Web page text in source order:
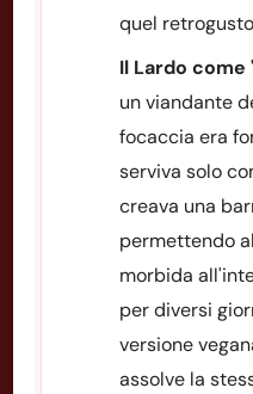
quel
Il Lardo come
un viandante
focaccia era
serviva solo
creava una
permettendo
morbida
per diversi
versione
assolve la